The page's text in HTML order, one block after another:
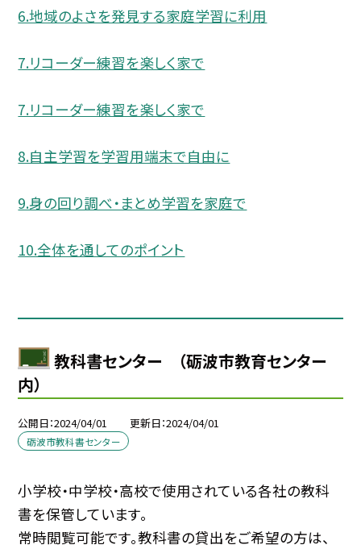
6.地域のよさを発見する家庭学習に利用
7.リコーダー練習を楽しく家で
7.リコーダー練習を楽しく家で
8.自主学習を学習用端末で自由に
9.身の回り調べ・まとめ学習を家庭で
10.全体を通してのポイント
教科書センター （砺波市教育センター
内）
公開日 2024/04/01 更新日 2024/04/01
砺波市教科書センター
小学校・中学校・高校で使用されている各社の教科
書を保管しています。
常時閲覧可能です。教科書の貸出をご希望の方は、